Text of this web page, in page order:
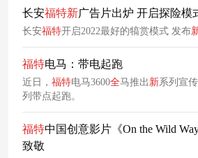
限，开拓新道路，重新定义期望。 与此
界各地的女性分享#CarGirl 的魅力，不仅
将向客户、员工和其他女性邮寄这封信的
长安福特新广告片出炉 开启探险模
长安福特开启2022最好的犒赏模式 发布
福特电马：带电起跑
近日， 福特电马3600全马推出 新系列宣
列带点起跑。
福特中国创意影片《On the Wild
致敬